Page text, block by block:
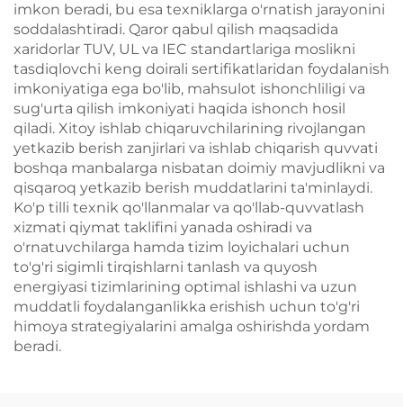
imkon beradi, bu esa texniklarga o'rnatish jarayonini
soddalashtiradi. Qaror qabul qilish maqsadida
xaridorlar TUV, UL va IEC standartlariga moslikni
tasdiqlovchi keng doirali sertifikatlaridan foydalanish
imkoniyatiga ega bo'lib, mahsulot ishonchliligi va
sug'urta qilish imkoniyati haqida ishonch hosil
qiladi. Xitoy ishlab chiqaruvchilarining rivojlangan
yetkazib berish zanjirlari va ishlab chiqarish quvvati
boshqa manbalarga nisbatan doimiy mavjudlikni va
qisqaroq yetkazib berish muddatlarini ta'minlaydi.
Ko'p tilli texnik qo'llanmalar va qo'llab-quvvatlash
xizmati qiymat taklifini yanada oshiradi va
o'rnatuvchilarga hamda tizim loyichalari uchun
to'g'ri sigimli tirqishlarni tanlash va quyosh
energiyasi tizimlarining optimal ishlashi va uzun
muddatli foydalanganlikka erishish uchun to'g'ri
himoya strategiyalarini amalga oshirishda yordam
beradi.